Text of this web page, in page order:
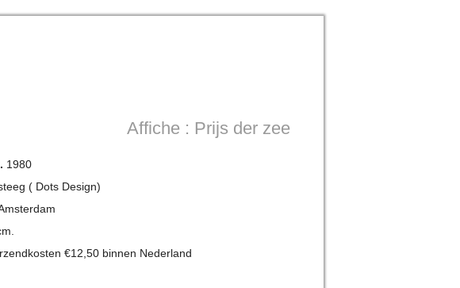
Affiche : Prijs der zee
1980
( Dots Design)
€12,50 binnen Nederland